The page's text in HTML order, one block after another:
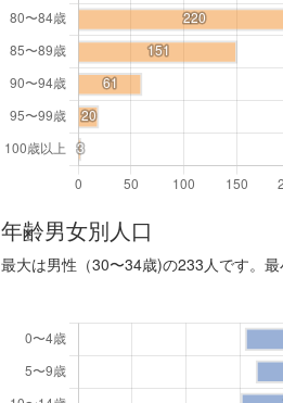
年齢男女別人口
最大は男性（30〜34歳)の233人です。